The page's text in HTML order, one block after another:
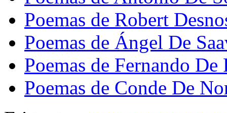
Poemas de Robert
Poemas de Ángel De
Poemas de Fernando De
Poemas de Conde De